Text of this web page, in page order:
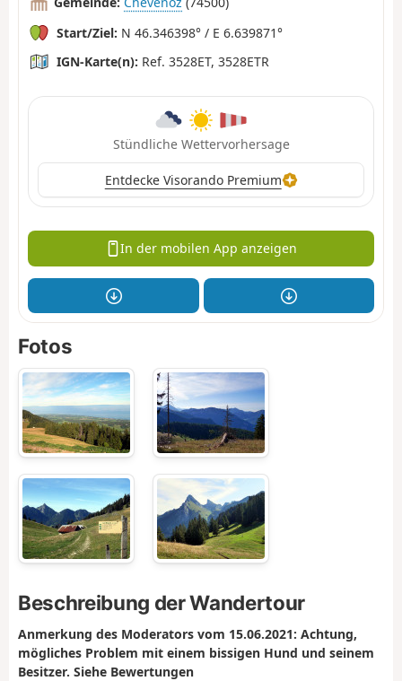
Start/Ziel: N 46.346398° / E 6.639871°
IGN-Karte(n): Ref. 3528ET, 3528ETR
Stündliche Wettervorhersage
Entdecke Visorando Premium
In der mobilen App anzeigen
Fotos
Beschreibung der Wandertour
Anmerkung des Moderators vom 15.06.2021: Achtung,
mögliches Problem mit einem bissigen Hund und seinem
Besitzer. Siehe Bewertungen